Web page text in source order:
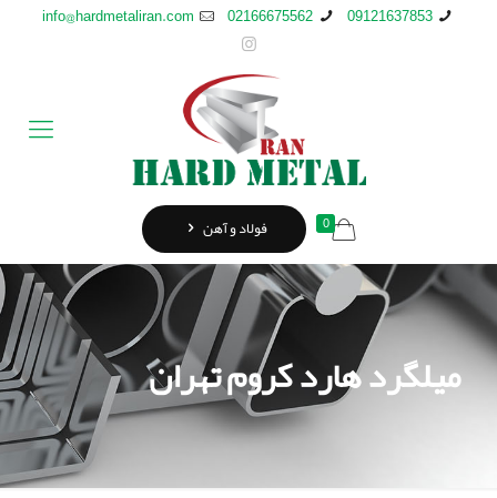
09121637853
02166675562
info@hardmetaliran.com
0 فولاد و آهن
میلگرد هارد کروم تهران